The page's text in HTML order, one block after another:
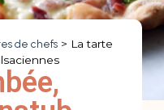
de chefs> La tarte